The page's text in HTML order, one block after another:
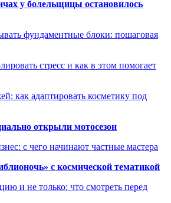
у болельщицы остановилось
фундаментные блоки: пошаговая
стресс и как в этом помогает
как адаптировать косметику под
открыли мотосезон
с чего начинают частные мастера
с космической тематикой
и не только: что смотреть перед